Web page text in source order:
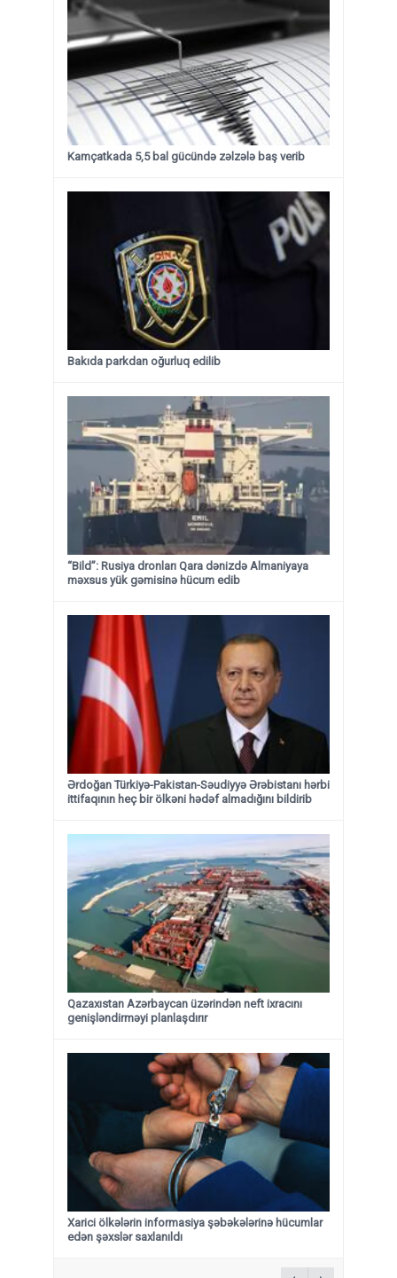
Kamçatkada 5,5 bal gücündə zəlzələ baş verib
Bakıda parkdan oğurluq edilib
“Bild”: Rusiya dronları Qara dənizdə Almaniyaya
məxsus yük gəmisinə hücum edib
Ərdoğan Türkiyə-Pakistan-Səudiyyə Ərəbistanı hərbi
ittifaqının heç bir ölkəni hədəf almadığını bildirib
Qazaxıstan Azərbaycan üzərindən neft ixracını
genişləndirməyi planlaşdırır
Xarici ölkələrin informasiya şəbəkələrinə hücumlar
edən şəxslər saxlanıldı